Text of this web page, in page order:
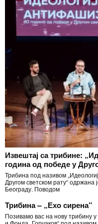
Извештај са трибине:
година од победе у
Трибина под називом
Другом светском рату“ одржана
Београду. Поводом
Трибина – „Ехо сирена“
Позивамо вас на нову трибину